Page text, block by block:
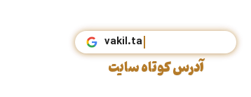
آدرس کوتاه سایت